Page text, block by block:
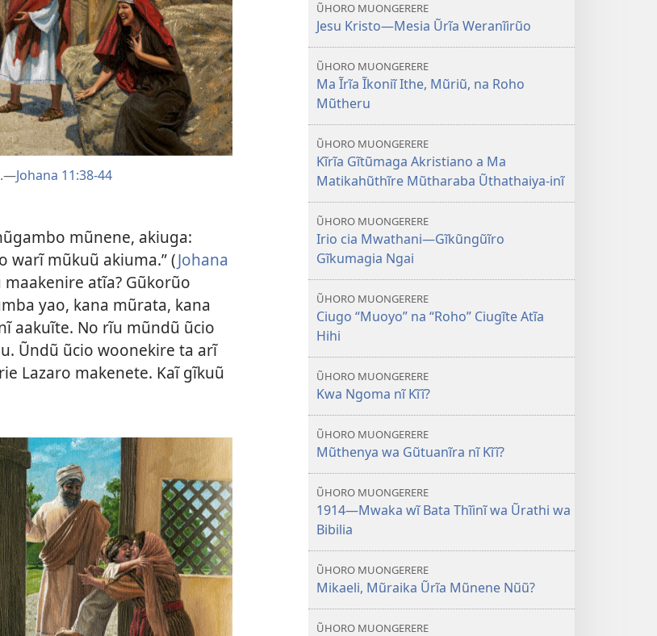
—Johana 11:38-44
mũnene, akiuga:
warĩ mũkuũ akiuma.” (Johana
atĩa? Gũkorũo
yao, kana mũrata, kana
aakuĩte. No rĩu mũndũ ũcio
Ũndũ ũcio woonekire ta arĩ
Lazaro makenete. Kaĩ gĩkuũ
ŨHORO MUONGERERE
Jesu Kristo​—Mesia Ũrĩa Weranĩirũo
ŨHORO MUONGERERE
Ma Ĩrĩa Ĩkoniĩ Ithe, Mũriũ, na Roho
Mũtheru
ŨHORO MUONGERERE
Kĩrĩa Gĩtũmaga Akristiano a Ma
Matikahũthĩre Mũtharaba Ũthathaiya-inĩ
ŨHORO MUONGERERE
Irio cia Mwathani—Gĩkũngũĩro
Gĩkumagia Ngai
ŨHORO MUONGERERE
Ciugo “Muoyo” na “Roho” Ciugĩte Atĩa
Hihi
ŨHORO MUONGERERE
Kwa Ngoma nĩ Kĩĩ?
ŨHORO MUONGERERE
Mũthenya wa Gũtuanĩra nĩ Kĩĩ?
ŨHORO MUONGERERE
1914​—Mwaka wĩ Bata Thĩinĩ wa Ũrathi wa
Bibilia
ŨHORO MUONGERERE
Mikaeli, Mũraika Ũrĩa Mũnene Nũũ?
ŨHORO MUONGERERE